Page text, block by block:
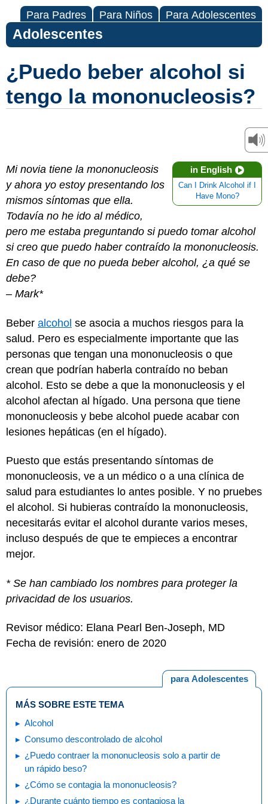
Para Padres Para Niños Para Adolescentes
Adolescentes
¿Puedo beber alcohol si
tengo la mononucleosis?
in English
Can I Drink Alcohol if I
Have Mono?
Mi novia tiene la mononucleosis
y ahora yo estoy presentando los
mismos síntomas que ella.
Todavía no he ido al médico,
pero me estaba preguntando si puedo tomar alcohol
si creo que puedo haber contraído la mononucleosis.
En caso de que no pueda beber alcohol, ¿a qué se
debe?
– Mark*
Beber alcohol se asocia a muchos riesgos para la
salud. Pero es especialmente importante que las
personas que tengan una mononucleosis o que
crean que podrían haberla contraído no beban
alcohol. Esto se debe a que la mononucleosis y el
alcohol afectan al hígado. Una persona que tiene
mononucleosis y bebe alcohol puede acabar con
lesiones hepáticas (en el hígado).
Puesto que estás presentando síntomas de
mononucleosis, ve a un médico o a una clínica de
salud para estudiantes lo antes posible. Y no pruebes
el alcohol. Si hubieras contraído la mononucleosis,
necesitarás evitar el alcohol durante varios meses,
incluso después de que te empieces a encontrar
mejor.
* Se han cambiado los nombres para proteger la
privacidad de los usuarios.
Revisor médico: Elana Pearl Ben-Joseph, MD
Fecha de revisión: enero de 2020
para Adolescentes
MÁS SOBRE ESTE TEMA
Alcohol
Consumo descontrolado de alcohol
¿Puedo contraer la mononucleosis solo a partir de
un rápido beso?
¿Cómo se contagia la mononucleosis?
¿Durante cuánto tiempo es contagiosa la